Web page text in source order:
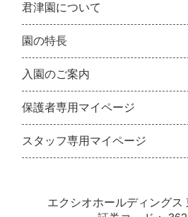
君津園について
園の特長
入園のご案内
保護者専用マイページ
スタッフ専用マイページ
エクシオホールディングス